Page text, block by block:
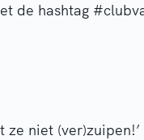
de hashtag
ze niet